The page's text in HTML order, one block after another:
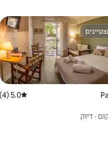
דירוג ממוצע של 5.0
5.0 (4)
· דיוק